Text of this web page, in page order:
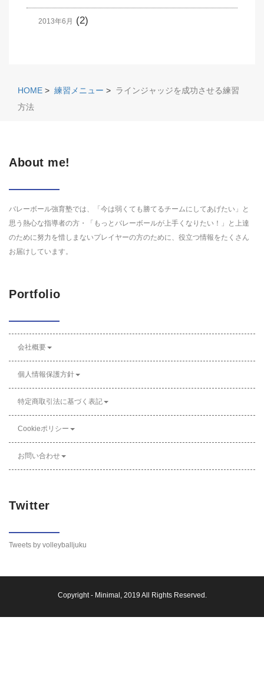
2013年6月 (2)
HOME > 練習メニュー > ラインジャッジを成功させる練習
方法
About me!
バレーボール強育塾では、「今は弱くても勝てるチームにしてあげたい」と
思う熱心な指導者の方・「もっとバレーボールが上手くなりたい！」と上達
のために努力を惜しまないプレイヤーの方のために、役立つ情報をたくさん
お届けしています。
Portfolio
会社概要
個人情報保護方針
特定商取引法に基づく表記
Cookieポリシー
お問い合わせ
Twitter
Tweets by volleyballjuku
Copyright - Minimal, 2019 All Rights Reserved.